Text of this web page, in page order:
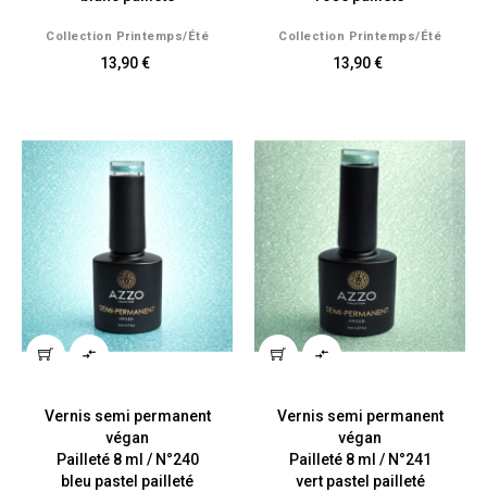
Collection Printemps/été
13,90 €
Collection Printemps/été
13,90 €

Vernis semi permanent
végan
Pailleté 8 ml / N°240
bleu pastel pailleté

Vernis semi permanent
végan
Pailleté 8 ml / N°241
vert pastel pailleté